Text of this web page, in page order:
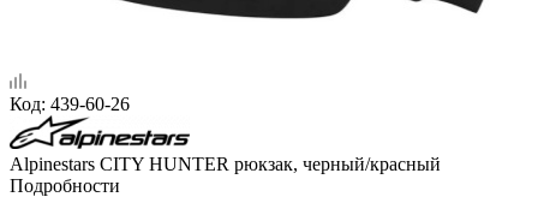
Код: 439-60-26
Alpinestars CITY HUNTER рюкзак, черный/красный
Подробности